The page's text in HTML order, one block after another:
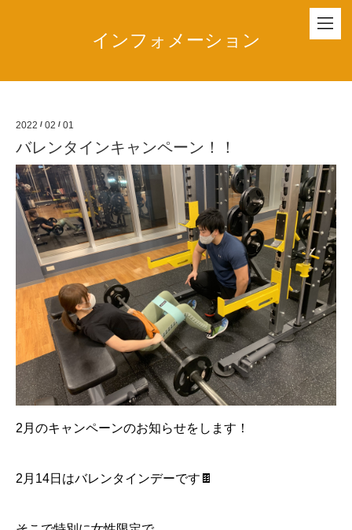
インフォメーション
2022 / 02 / 01
バレンタインキャンペーン！！
2 月のキャンペーンのお知らせをします！
2 月 14日はバレンタインデーです 🍫